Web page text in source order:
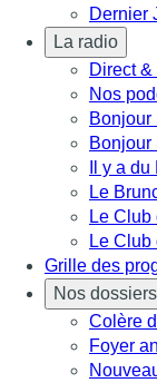
Dernier
La radio
Direct
Nos
Bonjour
Bonjour
Il y a
Le
Le
Le Club
Grille des
Nos dossiers
Colère
Foyer